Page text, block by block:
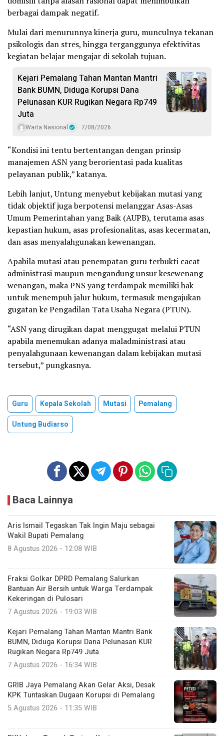
berbagai dampak negatif.
Mulai dari menurunnya kinerja guru, munculnya tekanan
psikologis dan stres, hingga terganggunya efektivitas
kegiatan belajar mengajar di sekolah tujuan.
Kejari Pemalang Tahan Mantan Mantri
Bank BUMN, Diduga Korupsi Dana
Pelunasan KUR Rugikan Negara Rp749
Juta
Warta Nasional 7/08/2026
“Kondisi ini tentu bertentangan dengan prinsip
manajemen ASN yang berorientasi pada kualitas
pelayanan publik,” katanya.
Lebih lanjut, Untung menyebut kebijakan mutasi yang
tidak objektif juga berpotensi melanggar Asas-Asas
Umum Pemerintahan yang Baik (AUPB), terutama asas
kepastian hukum, asas profesionalitas, asas kecermatan,
dan asas menyalahgunakan kewenangan.
Apabila mutasi atau penempatan guru terbukti cacat
administrasi maupun mengandung unsur kesewenang-
wenangan, maka PNS yang terdampak memiliki hak
untuk menempuh jalur hukum, termasuk mengajukan
gugatan ke Pengadilan Tata Usaha Negara (PTUN).
“ASN yang dirugikan dapat menggugat melalui PTUN
apabila menemukan adanya maladministrasi atau
penyalahgunaan kewenangan dalam kebijakan mutasi
tersebut,” pungkasnya.
Guru Kepala Sekolah Mutasi
Pemalang
Untung Budiarso
Baca Lainnya
Aris Ismail Tegaskan Tak Ingin Maju sebagai
Wakil Bupati Pemalang
8 Agustus 2026 - 12:08 WIB
Fraksi Golkar DPRD Pemalang Salurkan
Bantuan Air Bersih untuk Warga Terdampak
Kekeringan di Pulosari
7 Agustus 2026 - 19:03 WIB
Kejari Pemalang Tahan Mantan Mantri Bank
BUMN, Diduga Korupsi Dana Pelunasan KUR
Rugikan Negara Rp749 Juta
7 Agustus 2026 - 16:34 WIB
GRIB Jaya Pemalang Akan Gelar Aksi, Desak
KPK Tuntaskan Dugaan Korupsi di Pemalang
5 Agustus 2026 - 11:35 WIB